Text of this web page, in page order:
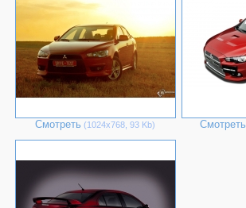
Смотреть (1024х768, 93 Kb) Смотреть